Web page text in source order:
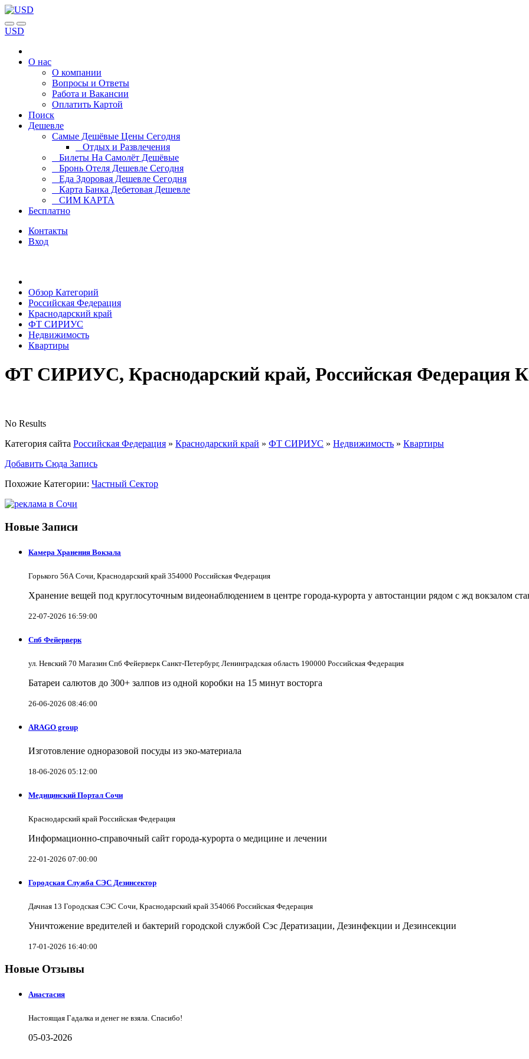
USD
О нас
О компании
Вопросы и Ответы
Работа и Вакансии
Оплатить Картой
Поиск
Дешевле
Самые Дешёвые Цены Сегодня
Отдых и Развлечения
Билеты На Самолёт Дешёвые
Бронь Отеля Дешевле Сегодня
Еда Здоровая Дешевле Сегодня
Карта Банка Дебетовая Дешевле
СИМ КАРТА
Бесплатно
Контакты
Вход
Обзор Категорий
Российская Федерация
Краснодарский край
ФТ СИРИУС
Недвижимость
Квартиры
ФТ СИРИУС, Краснодарский край, Российская Федерация
No Results
Категория сайта Российская Федерация » Краснодарский край » ФТ СИРИУС » Недвижимость » Квартиры
Добавить Сюда Запись
Похожие Категории: Частный Сектор
Новые Записи
Камера Хранения Вокзала
Горького 56А Сочи, Краснодарский край 354000 Российская Федерация
Хранение вещей под круглосуточным видеонаблюдением в центре города-курорта у автостанции рядом с жд вокзалом
22-07-2026 16:59:00
Спб Фейерверк
ул. Невский 70 Магазин Спб Фейерверк Санкт-Петербург, Ленинградская область 190000 Российская Федерация
Батареи салютов до 300+ залпов из одной коробки на 15 минут восторга
26-06-2026 08:46:00
ARAGO group
Изготовление одноразовой посуды из эко-материала
18-06-2026 05:12:00
Медицинский Портал Сочи
Краснодарский край Российская Федерация
Информационно-справочный сайт города-курорта о медицине и лечении
22-01-2026 07:00:00
Городская Служба СЭС Дезинсектор
Дачная 13 Городская СЭС Сочи, Краснодарский край 354066 Российская Федерация
Уничтожение вредителей и бактерий городской службой Сэс Дератизации, Дезинфекции и Дезинсекции
17-01-2026 16:40:00
Новые Отзывы
Анастасия
Настоящая Гадалка и денег не взяла. Спасибо!
05-03-2026